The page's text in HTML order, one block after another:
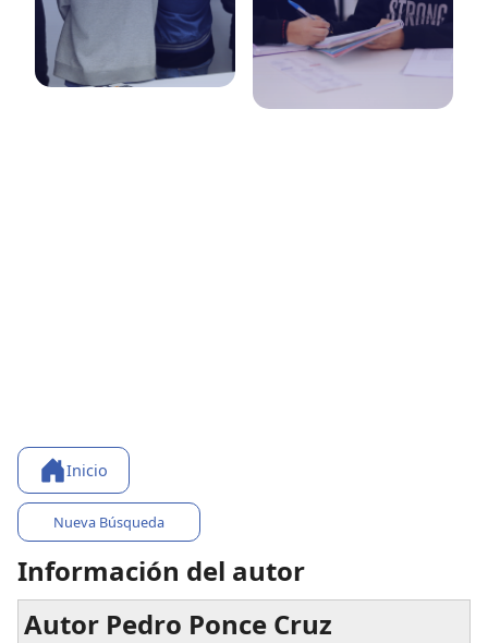
Inicio
Nueva Búsqueda
Información del autor
Autor Pedro Ponce Cruz